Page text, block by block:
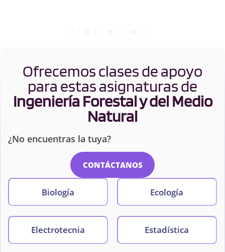
Ofrecemos clases de apoyo
para estas asignaturas de
Ingeniería Forestal y del Medio
Natural
¿No encuentras la tuya?
CONTÁCTANOS
Biología Ecología
Electrotecnia Estadística